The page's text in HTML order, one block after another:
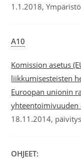
1.1.2018,
A10
Komission asetus
liikkumisesteisten
Euroopan unionin
yhteentoimivuuden
18.11.2014,
OHJEET: